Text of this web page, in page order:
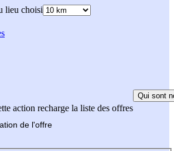
lieu choisi
action recharge la liste des offres
Qui sont
de l'offre